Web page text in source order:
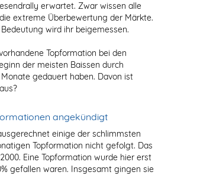
erwartet. Zwar wissen alle
extreme Überbewertung der Märkte.
wird ihr beigemessen.
Topformation bei den
der meisten Baissen durch
gedauert haben. Davon ist
angekündigt
einige der schlimmsten
Topformation nicht gefolgt. Das
Eine Topformation wurde hier erst
gefallen waren. Insgesamt gingen sie